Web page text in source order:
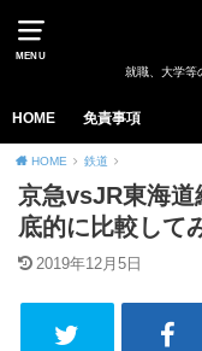
MENU
就職、大学等
HOME 免責事項
HOME 鉄道
京急vsJR東海道
底的に比較して
2019年12月5日